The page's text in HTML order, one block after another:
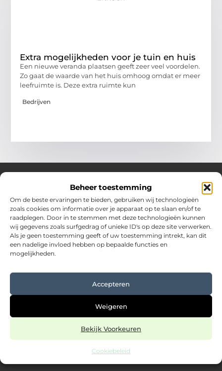
Beheer toestemming
Om de beste ervaringen te bieden, gebruiken wij technologieën
zoals cookies om informatie over je apparaat op te slaan en/of te
raadplegen. Door in te stemmen met deze technologieën kunnen
wij gegevens zoals surfgedrag of unieke ID's op deze site verwerken.
Als je geen toestemming geeft of uw toestemming intrekt, kan dit
een nadelige invloed hebben op bepaalde functies en
mogelijkheden.
Accepteren
Weigeren
Bekijk Voorkeuren
Cookiebeleid
Extra mogelijkheden voor je tuin en huis
Een nieuwe veranda plaatsen geeft zeer veel voordelen.
Zo gaat de waarde van het huis omhoog omdat er meer
leefruimte is. Deze extra ruimte kun
Bedrijven
Over Hostingplaneet
Jouw bron voor inspiratie en praktische tips voor het
dagelijks leven.
Verken een uitgebreide collectie blogs en artikelen boordevol
waardevolle adviezen en verrassende inzichten om elke dag
optimaal te benutten.
@2025 www.hostingplaneet.nl. All Right Reserved.